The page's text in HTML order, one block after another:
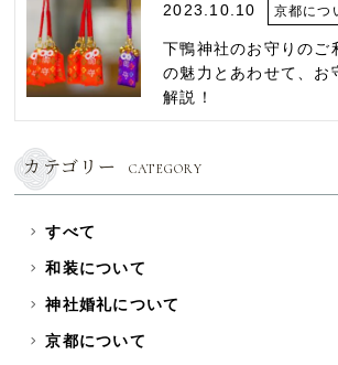
2023.10.10 京都につ
下鴨神社のお守りのご
の魅力とあわせて、お
解説！
カテゴリー CATEGORY
すべて
和装について
神社婚礼について
京都について